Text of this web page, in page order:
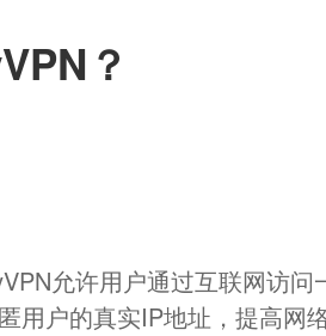
？
允许用户通过互联网访
用户的真实IP地址，提高网